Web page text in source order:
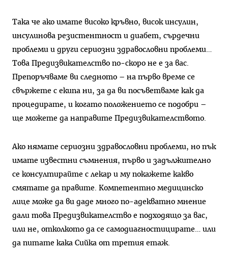
Така че ако имате високо кръвно, висок инсулин,
инсулинова резистентност и диабет, сърдечни
проблеми и други сериозни здравословни проблеми…
Това Предизвикателство по-скоро не е за вас.
Препоръчваме ви следното – на първо време се
свържете с екипа ни, за да ви посъветваме как да
процедирате, и когато положението се подобри –
ще можете да направите Предизвикателството.
Ако нямате сериозни здравословни проблеми, но пък
имате известни съмнения, първо и задължително
се консултирайте с лекар и му покажете какво
смятате да правите. Компетентно медицинско
лице може да ви даде много по-адекватно мнение
дали това Предизвикателство е подходящо за вас,
или не, отколкото да се самодиагностицирате… или
да питате кака Сийка от третия етаж.